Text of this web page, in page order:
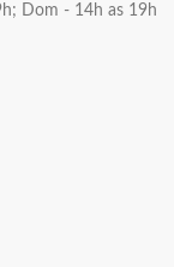
Dom - 14h as 19h